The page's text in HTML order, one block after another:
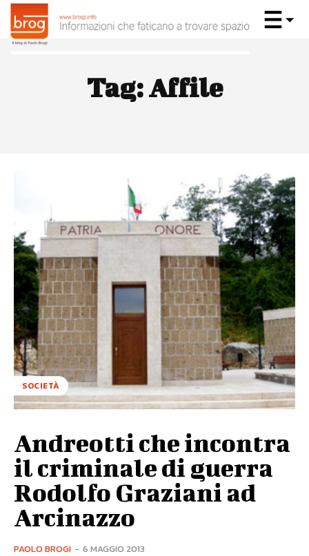
Tag:Affile
SOCIETÀ
Andreotti che incontra
il criminale di guerra
Rodolfo Graziani ad
Arcinazzo
PAOLO BROGI - 6 MAGGIO 2013